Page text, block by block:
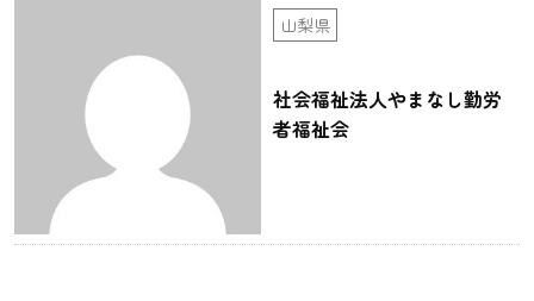
山梨県
社会福祉法人やまなし勤労
者福祉会